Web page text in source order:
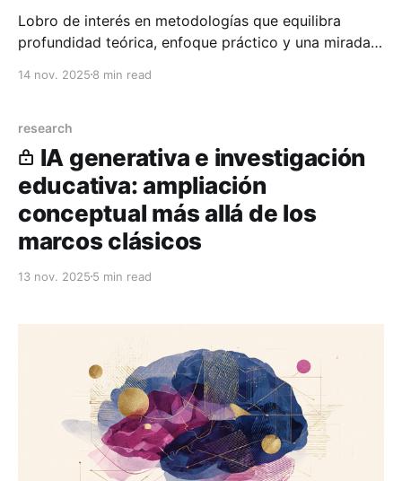
Lobro de interés en metodologías que equilibra
profundidad teórica, enfoque práctico y una mirada
14 nov. 2025 8 min read
research
IA generativa e investigación
educativa: ampliación
conceptual más allá de los
marcos clásicos
13 nov. 2025 5 min read